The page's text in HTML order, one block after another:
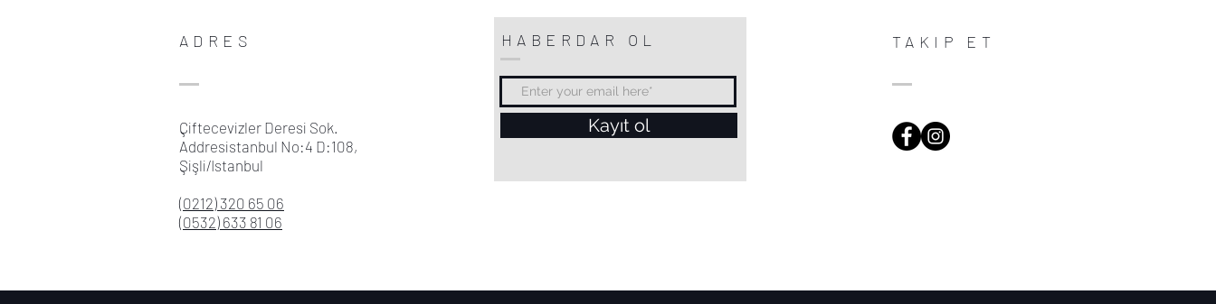
ADRES
Çiftecevizler Deresi Sok.
Addresistanbul No:4 D:108,
Şişli/Istanbul
(0212) 320 65 06
(0532) 633 81 06
HABERDAR OL
Kayıt ol
TAKIP ET